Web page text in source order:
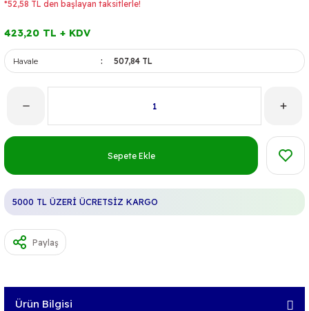
*52,58 TL den başlayan taksitlerle!
423,20 TL + KDV
Havale 507,84 TL
Sepete Ekle
5000 TL ÜZERİ ÜCRETSİZ KARGO
Paylaş
Ürün Bilgisi